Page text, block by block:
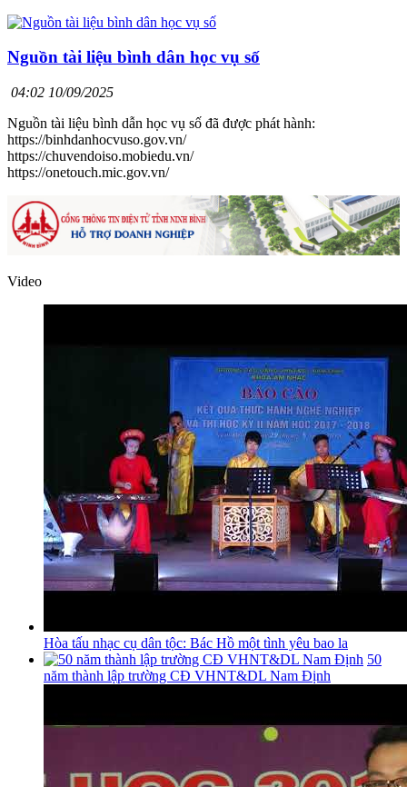
Nguồn tài liệu bình dân học vụ số
04:02 10/09/2025
Nguồn tài liệu bình dẫn học vụ số đã được phát hành:
https://binhdanhocvuso.gov.vn/
https://chuvendoiso.mobiedu.vn/
https://onetouch.mic.gov.vn/
Video
Hòa tấu nhạc cụ dân tộc: Bác Hồ một tình yêu bao la
50
năm thành lập trường CĐ VHNT&DL Nam Định